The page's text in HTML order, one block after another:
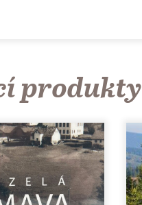
produkty